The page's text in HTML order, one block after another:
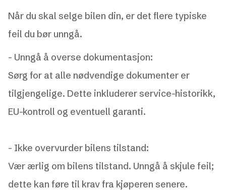
Når du skal selge bilen din, er det flere typiske
feil du bør unngå.
- Unngå å overse dokumentasjon:
Sørg for at alle nødvendige dokumenter er
tilgjengelige. Dette inkluderer service-historikk,
EU-kontroll og eventuell garanti.
- Ikke overvurder bilens tilstand:
Vær ærlig om bilens tilstand. Unngå å skjule feil;
dette kan føre til krav fra kjøperen senere.